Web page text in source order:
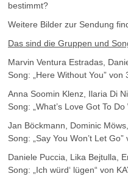
bestimmt?
Weitere Bilder zur Sendung
Das sind die Gruppen und
Marvin Ventura Estradas,
Song: „Here Without You” von
Anna Soomin Klenz, Ilaria Di
Song: „What’s Love Got To
Jan Böckmann, Dominic
Song: „Say You Won’t Let
Daniele Puccia, Lika Bejtulla,
Song: „Ich würd‘ lügen“ von